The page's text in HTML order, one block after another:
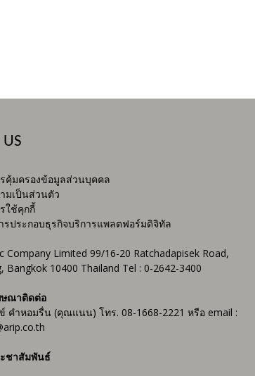
คุ้มครองข้อมูลส่วนบุคคล
มเป็นส่วนตัว
ใช้คุกกี้
รประกอบธุรกิจบริการแพลตฟอร์มดิจิทัล
Company Limited 99/16-20 Ratchadapisek Road,
Bangkok 10400 Thailand Tel : 0-2642-3400
ษณาติดต่อ
คำหอมรื่น (คุณแนน) โทร. 08-1668-2221 หรือ email :
ชาสัมพันธ์